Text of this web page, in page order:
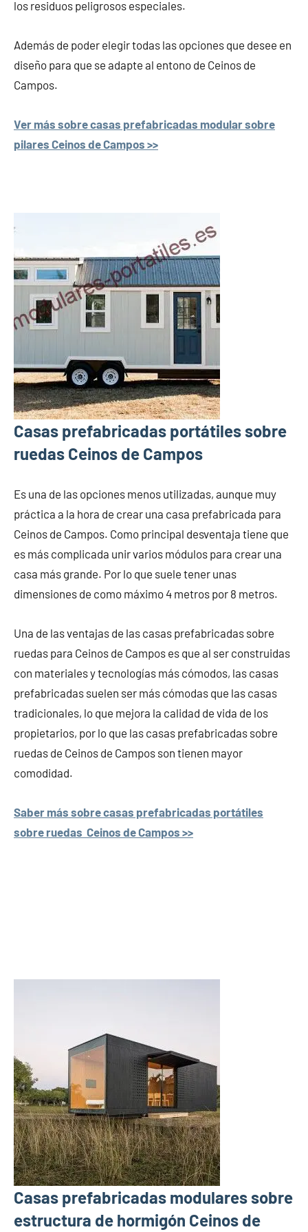
los residuos peligrosos especiales.
Además de poder elegir todas las opciones que desee en
diseño para que se adapte al entono de Ceinos de
Campos.
Ver más sobre casas prefabricadas modular sobre
pilares Ceinos de Campos >>
Casas prefabricadas portátiles sobre
ruedas Ceinos de Campos
Es una de las opciones menos utilizadas, aunque muy
práctica a la hora de crear una casa prefabricada para
Ceinos de Campos. Como principal desventaja tiene que
es más complicada unir varios módulos para crear una
casa más grande. Por lo que suele tener unas
dimensiones de como máximo 4 metros por 8 metros.
Una de las ventajas de las casas prefabricadas sobre
ruedas para Ceinos de Campos es que al ser construidas
con materiales y tecnologías más cómodos, las casas
prefabricadas suelen ser más cómodas que las casas
tradicionales, lo que mejora la calidad de vida de los
propietarios, por lo que las casas prefabricadas sobre
ruedas de Ceinos de Campos son tienen mayor
comodidad.
Saber más sobre casas prefabricadas portátiles
sobre ruedas Ceinos de Campos >>
Casas prefabricadas modulares sobre
estructura de hormigón Ceinos de